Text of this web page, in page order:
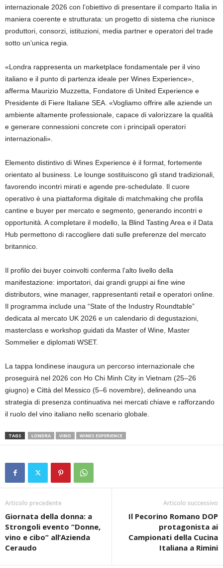
internazionale 2026 con l’obiettivo di presentare il comparto Italia in
maniera coerente e strutturata: un progetto di sistema che riunisce
produttori, consorzi, istituzioni, media partner e operatori del trade
sotto un’unica regia.
«Londra rappresenta un marketplace fondamentale per il vino
italiano e il punto di partenza ideale per Wines Experience»,
afferma Maurizio Muzzetta, Fondatore di United Experience e
Presidente di Fiere Italiane SEA. «Vogliamo offrire alle aziende un
ambiente altamente professionale, capace di valorizzare la qualità
e generare connessioni concrete con i principali operatori
internazionali».
Elemento distintivo di Wines Experience è il format, fortemente
orientato al business. Le lounge sostituiscono gli stand tradizionali,
favorendo incontri mirati e agende pre-schedulate. Il cuore
operativo è una piattaforma digitale di matchmaking che profila
cantine e buyer per mercato e segmento, generando incontri e
opportunità. A completare il modello, la Blind Tasting Area e il Data
Hub permettono di raccogliere dati sulle preferenze del mercato
britannico.
Il profilo dei buyer coinvolti conferma l’alto livello della
manifestazione: importatori, dai grandi gruppi ai fine wine
distributors, wine manager, rappresentanti retail e operatori online.
Il programma include una “State of the Industry Roundtable”
dedicata al mercato UK 2026 e un calendario di degustazioni,
masterclass e workshop guidati da Master of Wine, Master
Sommelier e diplomati WSET.
La tappa londinese inaugura un percorso internazionale che
proseguirà nel 2026 con Ho Chi Minh City in Vietnam (25–26
giugno) e Città del Messico (5–6 novembre), delineando una
strategia di presenza continuativa nei mercati chiave e rafforzando
il ruolo del vino italiano nello scenario globale.
TAGS LONDRA VINO WINES EXPERIENCE
Articolo precedente
Giornata della donna: a
Strongoli evento “Donne,
vino e cibo” all’Azienda
Ceraudo
Articolo successivo
Il Pecorino Romano DOP
protagonista ai
Campionati della Cucina
Italiana a Rimini